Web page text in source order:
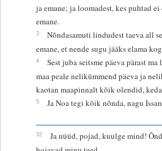
ja emane; ja loomadest, kes puhtad
emane.
3
Nõndasamuti lindudest taeva all
emane, et nende sugu jääks elama
4
Sest juba seitsme päeva pärast ma
maa peale nelikümmend päeva ja
kaotan maapinnalt kõik olendid,
5 Ja Noa tegi kõik nõnda, nagu
32
Ja nüüd, pojad, kuulge mind!